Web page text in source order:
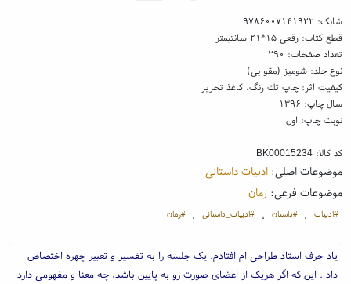
شابک: ۹۷۸۶۰۰۷۱۴۱۹۲۲
قطع کتاب: رقعی ۱۵*۲۱ سانتیمتر
تعداد صفحات: ۲۹۰
نوع جلد: شومیز (مقوایی)
کیفیت اثر: چاپ تك رنگ، کاغذ تحریر
سال چاپ: ۱۳۹۶
نوبت چاپ: اول
کد کالا:BK00015234
موضوعات اصلی:ادبیات داستانی
موضوعات فرعی: رمان
#ادبیات ، #داستان ، #ادبیات_داستانی ، #رمان
یاد حرف استاد طراحی ام افتادم. یک جلسه را به تفسیر و تعبیر چهره اختصاص
داد . این که اگر هریک از اعضای صورت رو به پایین باشد، چه معنا و مفهومی دارد